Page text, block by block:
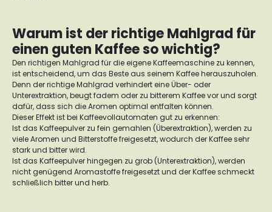
Warum ist der richtige Mahlgrad für
einen guten Kaffee so wichtig?
Den richtigen Mahlgrad für die eigene Kaffeemaschine zu kennen,
ist entscheidend, um das Beste aus seinem Kaffee herauszuholen.
Denn der richtige Mahlgrad verhindert eine Über- oder
Unterextraktion, beugt fadem oder zu bitterem Kaffee vor und sorgt
dafür, dass sich die Aromen optimal entfalten können.
Dieser Effekt ist bei Kaffeevollautomaten gut zu erkennen:
Ist das Kaffeepulver zu fein gemahlen (Überextraktion), werden zu
viele Aromen und Bitterstoffe freigesetzt, wodurch der Kaffee sehr
stark und bitter wird.
Ist das Kaffeepulver hingegen zu grob (Unterextraktion), werden
nicht genügend Aromastoffe freigesetzt und der Kaffee schmeckt
schließlich bitter und herb.